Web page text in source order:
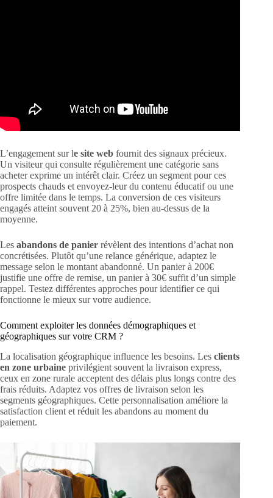
L’engagement sur le site web fournit des signaux précieux.
Un visiteur qui consulte régulièrement une catégorie sans
acheter exprime un intérêt clair. Créez un segment pour ces
prospects chauds et envoyez-leur du contenu éducatif ou une
offre limitée dans le temps. La conversion de ces visiteurs
engagés atteint souvent 20 à 25%, bien au-dessus de la
moyenne.
Les abandons de panier révèlent des intentions d’achat non
concrétisées. Plutôt qu’une relance générique, adaptez le
message selon le montant abandonné. Un panier à 200€
justifie une offre de remise, un panier à 30€ suffit d’un simple
rappel. Testez différentes approches pour identifier ce qui
fonctionne le mieux sur votre audience.
Comment exploiter les données démographiques et
géographiques sur votre CRM ?
La localisation géographique influence les besoins. Les clients
en zone urbaine privilégient souvent la livraison express,
ceux en zone rurale acceptent des délais plus longs contre des
frais réduits. Adaptez vos offres de livraison selon les
segments géographiques. Cette personnalisation améliore la
satisfaction client et réduit les abandons au moment du
paiement.